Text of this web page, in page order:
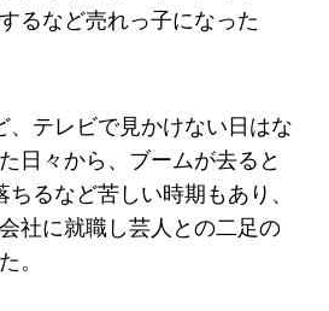
るなど売れっ子になった
、テレビで見かけない日はな
日々から、ブームが去ると
ちるなど苦しい時期もあり、
社に就職し芸人との二足の
。